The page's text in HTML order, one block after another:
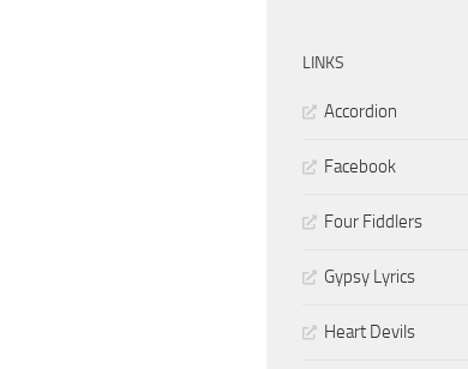
LINKS
Accordion
Facebook
Four Fiddlers
Gypsy Lyrics
Heart Devils